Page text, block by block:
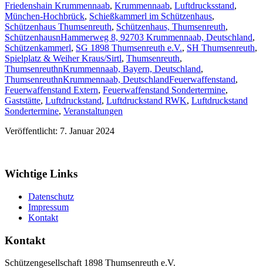
Friedenshain Krummennaab, Krummennaab, Luftdrucksstand,
München-Hochbrück, Schießkammerl im Schützenhaus,
Schützenhaus Thumsenreuth, Schützenhaus, Thumsenreuth,
SchützenhausnHammerweg 8, 92703 Krummennaab, Deutschland,
Schützenkammerl, SG 1898 Thumsenreuth e.V., SH Thumsenreuth,
Spielplatz & Weiher Kraus/Sirtl, Thumsenreuth,
ThumsenreuthnKrummennaab, Bayern, Deutschland,
ThumsenreuthnKrummennaab, DeutschlandFeuerwaffenstand,
Feuerwaffenstand Extern, Feuerwaffenstand Sondertermine,
Gaststätte, Luftdruckstand, Luftdruckstand RWK, Luftdruckstand
Sondertermine, Veranstaltungen
Veröffentlicht: 7. Januar 2024
Wichtige Links
Datenschutz
Impressum
Kontakt
Kontakt
Schützengesellschaft 1898 Thumsenreuth e.V.